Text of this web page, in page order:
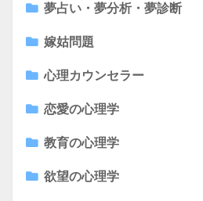
夢占い・夢分析・夢診断
嫁姑問題
心理カウンセラー
恋愛の心理学
教育の心理学
欲望の心理学